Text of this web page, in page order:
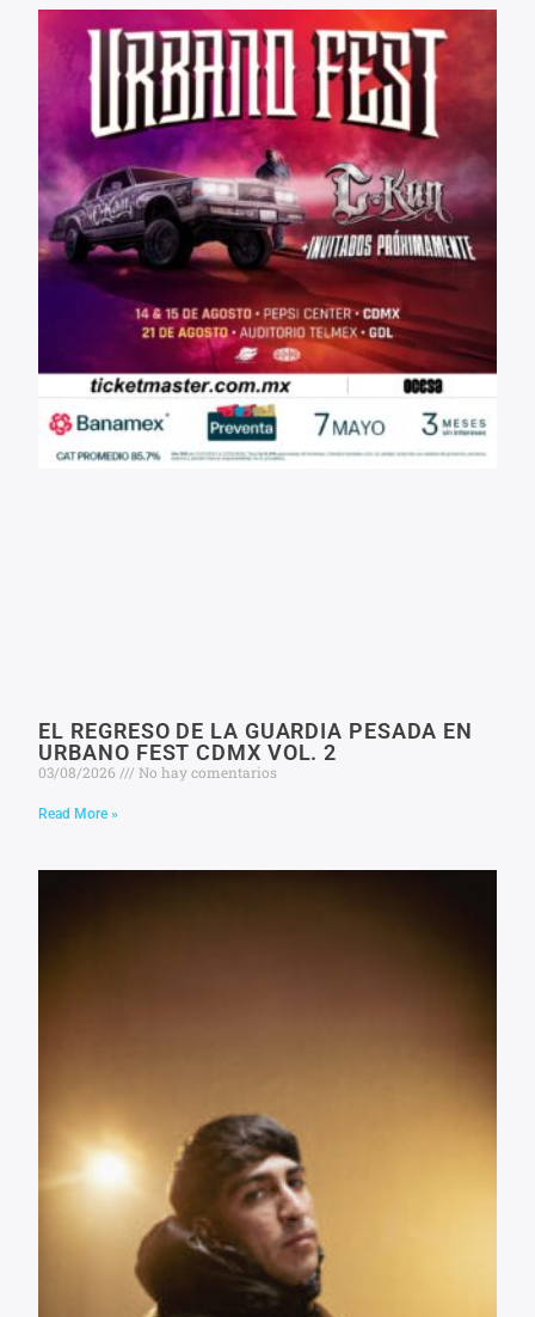
EL REGRESO DE LA GUARDIA PESADA EN
URBANO FEST CDMX VOL. 2
03/08/2026 No hay comentarios
Read More »